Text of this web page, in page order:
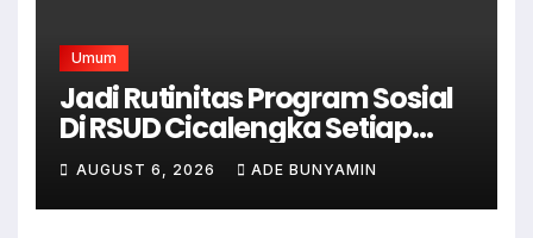
Umum
Jadi Rutinitas Program Sosial
Di RSUD Cicalengka Setiap
Bulan Gelar Sunatan Massal
Bagi Masyarakat Tidak
Mampu
AUGUST 6, 2026 ADE BUNYAMIN